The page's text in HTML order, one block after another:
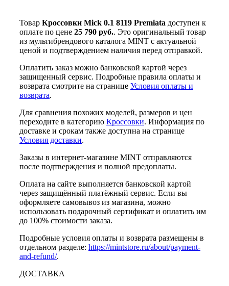
Товар Кроссовки Mick 0.1 8119 Premiata доступен к
оплате по цене 25 790 руб.. Это оригинальный товар
из мультибрендового каталога MINT с актуальной
ценой и подтверждением наличия перед отправкой.
Оплатить заказ можно банковской картой через
защищенный сервис. Подробные правила оплаты и
возврата смотрите на странице Условия оплаты и
возврата.
Для сравнения похожих моделей, размеров и цен
переходите в категорию Кроссовки. Информация по
доставке и срокам также доступна на странице
Условия доставки.
Заказы в интернет-магазине MINT отправляются
после подтверждения и полной предоплаты.
Оплата на сайте выполняется банковской картой
через защищённый платёжный сервис. Если вы
оформляете самовывоз из магазина, можно
использовать подарочный сертификат и оплатить им
до 100% стоимости заказа.
Подробные условия оплаты и возврата размещены в
отдельном разделе: https://mintstore.ru/about/payment-
and-refund/.
ДОСТАВКА